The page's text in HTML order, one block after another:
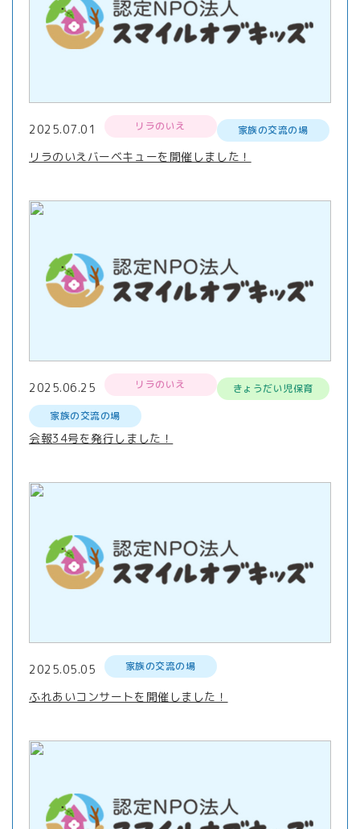
2025.07.01 リラのいえ 家族の交流の場
リラのいえバーベキューを開催しました！
2025.06.25 リラのいえ
きょうだい児保育
家族の交流の場
会報34号を発行しました！
2025.05.05 家族の交流の場
ふれあいコンサートを開催しました！